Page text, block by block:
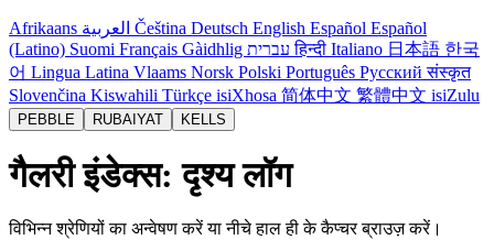
Afrikaans Čeština Deutsch English Español Español
(Latino) Suomi Français Gàidhlig עבריתहिन्दी Italiano 日本語 한국
어 Lingua Latina Vlaams Norsk Polski Português Русскийसंस्कृत
Slovenčina Kiswahili Türkçe isiXhosa 简体中文 繁體中文 isiZulu
PEBBLE RUBAIYAT KELLS
गैलरी इंडेक्स: दृश्य लॉग
विभिन्न श्रेणियों का अन्वेषण करें या नीचे हाल ही के कैप्चर ब्राउज़ करें।